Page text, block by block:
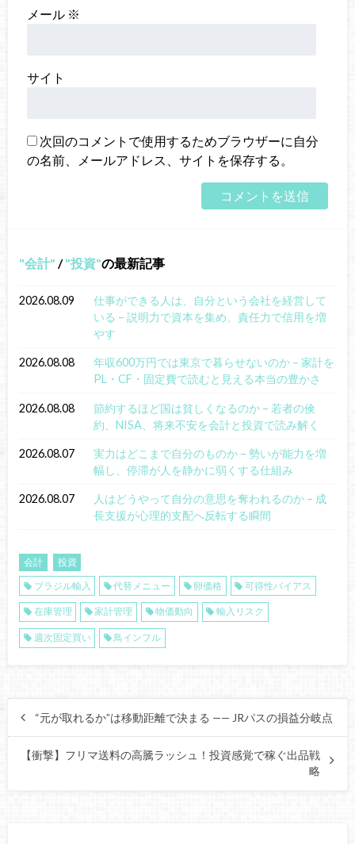
メール ※
サイト
次回のコメントで使用するためブラウザーに自分
の名前、メールアドレス、サイトを保存する。
会計 / 投資 の最新記事
2026.08.09
仕事ができる人は、自分という会社を経営して
いる – 説明力で資本を集め、責任力で信用を増
やす
2026.08.08
年収600万円では東京で暮らせないのか – 家計を
PL・CF・固定費で読むと見える本当の豊かさ
2026.08.08
節約するほど国は貧しくなるのか – 若者の倹
約、NISA、将来不安を会計と投資で読み解く
2026.08.07
実力はどこまで自分のものか – 勢いが能力を増
幅し、停滞が人を静かに弱くする仕組み
2026.08.07
人はどうやって自分の意思を奪われるのか – 成
長支援が心理的支配へ反転する瞬間
会計
投資
ブラジル輸入
代替メニュー 卵価格 可得性バイアス
在庫管理 家計管理 物価動向 輸入リスク
週次固定買い 鳥インフル
“元が取れるか”は移動距離で決まる —— JRパスの損益分岐点
【衝撃】フリマ送料の高騰ラッシュ！投資感覚で稼ぐ出品戦
略